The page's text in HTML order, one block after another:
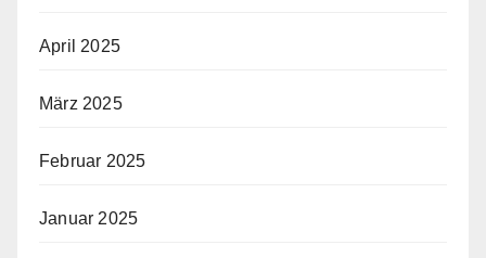
April 2025
März 2025
Februar 2025
Januar 2025